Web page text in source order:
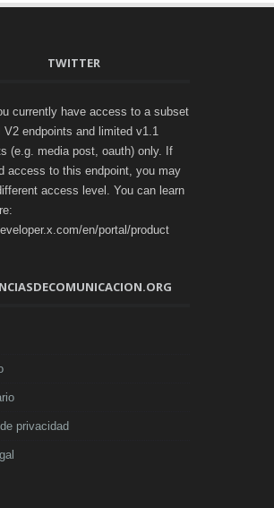
TWITTER
currently have access to a subset
V2 endpoints and limited v1.1
(e.g. media post, oauth) only. If
access to this endpoint, you may
access level. You can learn
en/portal/product
privacidad